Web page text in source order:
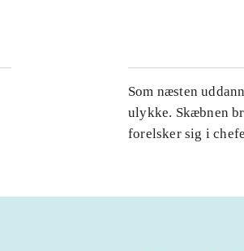
Som næsten
ulykke. Skæbnen
forelsker sig i